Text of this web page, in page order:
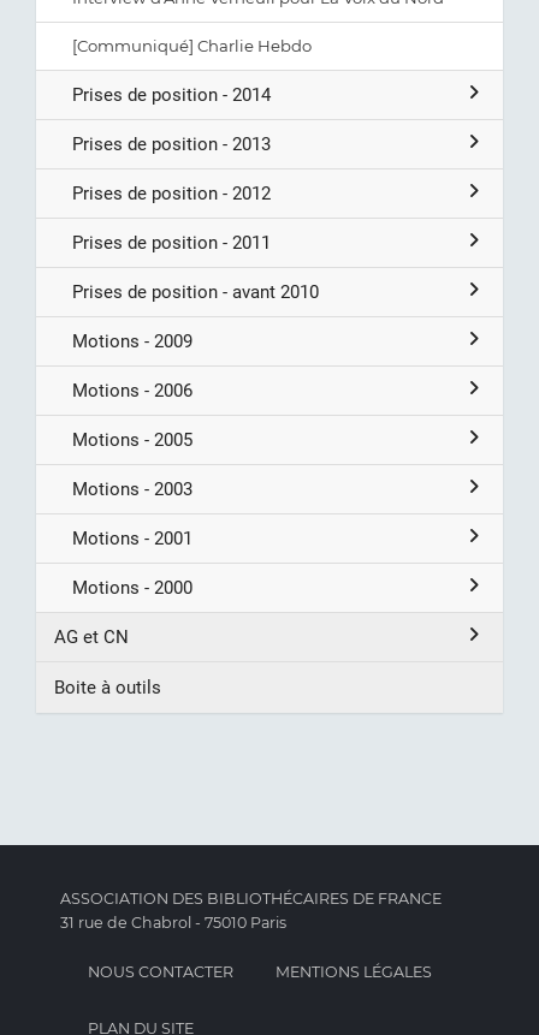
[Communiqué] Charlie Hebdo
Prises de position - 2014
Prises de position - 2013
Prises de position - 2012
Prises de position - 2011
Prises de position - avant 2010
Motions - 2009
Motions - 2006
Motions - 2005
Motions - 2003
Motions - 2001
Motions - 2000
AG et CN
Boite à outils
ASSOCIATION DES BIBLIOTHÉCAIRES DE FRANCE
31 rue de Chabrol - 75010 Paris
NOUS CONTACTER MENTIONS LÉGALES
PLAN DU SITE